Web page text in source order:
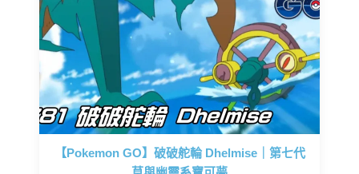
【Pokemon GO】破破舵輪 Dhelmise｜第七代